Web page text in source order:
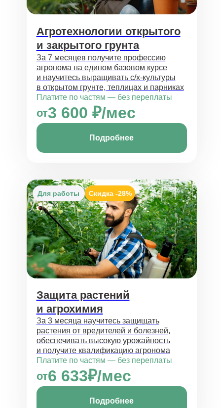
Агротехнологии открытого
и закрытого грунта
За 7 месяцев получите профессию
агронома на едином базовом курсе
и научитесь выращивать с/х-культуры
в открытом грунте, теплицах и парниках
Платите по частям — без переплаты
от3 600 ₽/мес
Подробнее
Для работы Скидка -28%
Защита растений
и агрохимия
За 3 месяца научитесь защищать
растения от вредителей и болезней,
обеспечивать высокую урожайность
и получите квалификацию агронома
Платите по частям — без переплаты
от6 633₽/мес
Подробнее